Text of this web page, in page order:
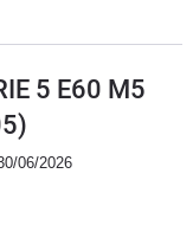
5 E60 M5
06/2026